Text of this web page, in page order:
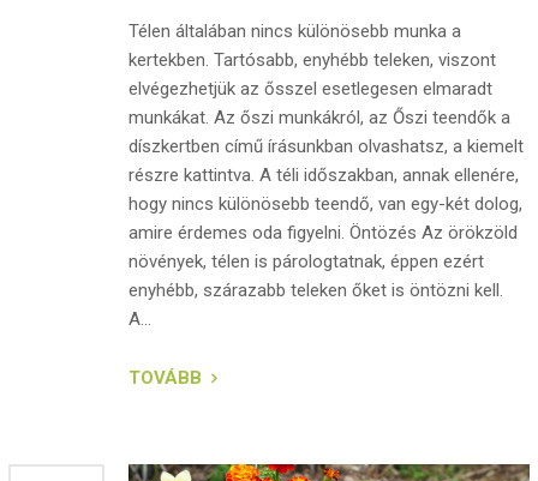
Télen általában nincs különösebb munka a
kertekben. Tartósabb, enyhébb teleken, viszont
elvégezhetjük az ősszel esetlegesen elmaradt
munkákat. Az őszi munkákról, az Őszi teendők a
díszkertben című írásunkban olvashatsz, a kiemelt
részre kattintva. A téli időszakban, annak ellenére,
hogy nincs különösebb teendő, van egy-két dolog,
amire érdemes oda figyelni. Öntözés Az örökzöld
növények, télen is párologtatnak, éppen ezért
enyhébb, szárazabb teleken őket is öntözni kell.
A...
TOVÁBB